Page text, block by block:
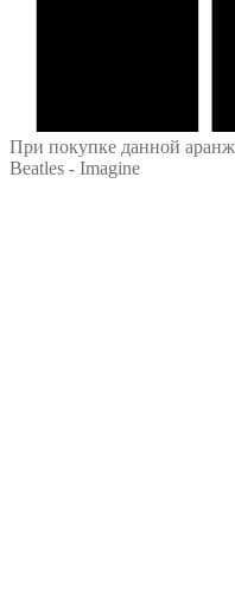
При покупке данной
Beatles - Imagine